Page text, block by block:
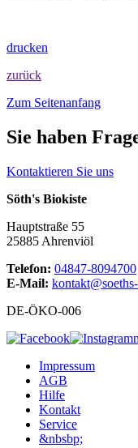
drucken
zurück
Zum Seitenanfang
Sie haben
Kontaktieren Sie uns
Söth's Biokiste
Hauptstraße 55
25885 Ahrenviöl
Telefon: 04847-8094700
E-Mail:
DE-ÖKO-006
Impressum
AGB
Hilfe
Kontakt
Service
&nbsbp;